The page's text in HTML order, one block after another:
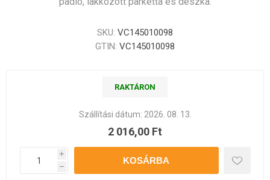
SKU: VC145010098
GTIN: VC145010098
RAKTÁRON
Szállítási dátum: 2026. 08. 13.
2 016,00 Ft
i
h